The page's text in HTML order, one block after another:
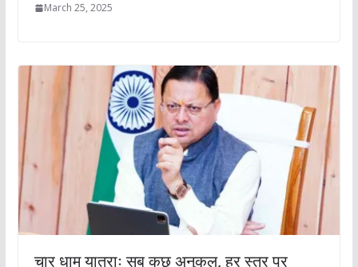
March 25, 2025
चार धाम यात्राः सब कुछ अनुकूल, हर स्तर पर